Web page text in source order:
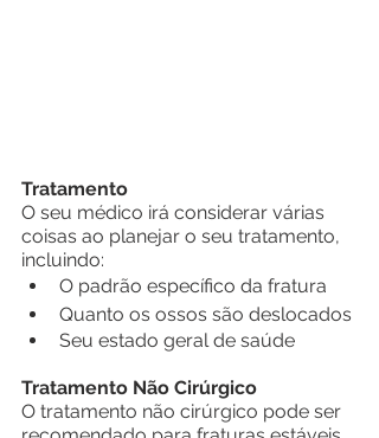
Tratamento
O seu médico irá considerar várias
coisas ao planejar o seu tratamento,
incluindo:
O padrão específico da fratura
Quanto os ossos são deslocados
Seu estado geral de saúde
Tratamento Não Cirúrgico
O tratamento não cirúrgico pode ser